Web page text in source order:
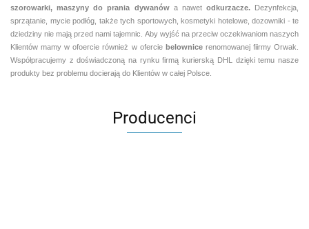
szorowarki, maszyny do prania dywanów a nawet odkurzacze. Dezynfekcja,
sprzątanie, mycie podłóg, także tych sportowych, kosmetyki hotelowe, dozowniki - te
dziedziny nie mają przed nami tajemnic. Aby wyjść na przeciw oczekiwaniom naszych
Klientów mamy w ofoercie również w ofercie belownicerenomowanej fiirmy Orwak.
Współpracujemy z doświadczoną na rynku firmą kurierską DHL dzięki temu nasze
produkty bez problemu docierają do Klientów w całej Polsce.
Producenci